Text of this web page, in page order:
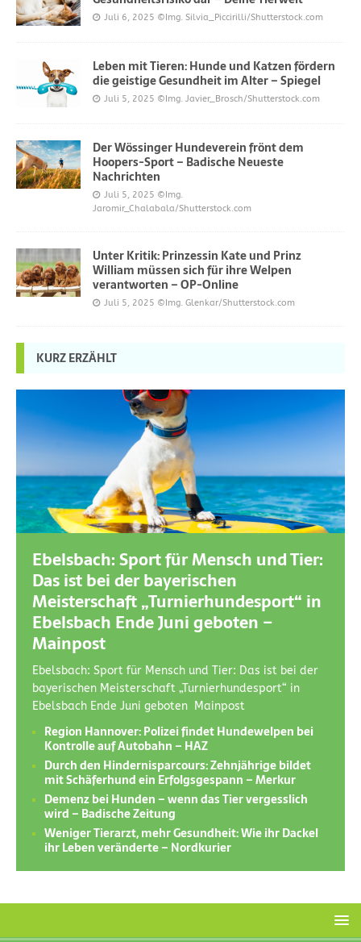
Juli 6, 2025 ©Img. Silvia_Piccirilli/Shutterstock.com
Leben mit Tieren: Hunde und Katzen fördern
die geistige Gesundheit im Alter – Spiegel
Juli 5, 2025 ©Img. Javier_Brosch/Shutterstock.com
Der Wössinger Hundeverein frönt dem
Hoopers-Sport – Badische Neueste
Nachrichten
Juli 5, 2025 ©Img.
Jaromir_Chalabala/Shutterstock.com
Unter Kritik: Prinzessin Kate und Prinz
William müssen sich für ihre Welpen
verantworten – OP-Online
Juli 5, 2025 ©Img. Glenkar/Shutterstock.com
KURZ ERZÄHLT
Ebelsbach: Sport für Mensch und Tier:
Das ist bei der bayerischen
Meisterschaft „Turnierhundesport“ in
Ebelsbach Ende Juni geboten –
Mainpost
Ebelsbach: Sport für Mensch und Tier: Das ist bei der
bayerischen Meisterschaft „Turnierhundesport“ in
Ebelsbach Ende Juni geboten Mainpost
Region Hannover: Polizei findet Hundewelpen bei
Kontrolle auf Autobahn – HAZ
Durch den Hindernisparcours: Zehnjährige bildet
mit Schäferhund ein Erfolgsgespann – Merkur
Demenz bei Hunden – wenn das Tier vergesslich
wird – Badische Zeitung
Weniger Tierarzt, mehr Gesundheit: Wie ihr Dackel
ihr Leben veränderte – Nordkurier